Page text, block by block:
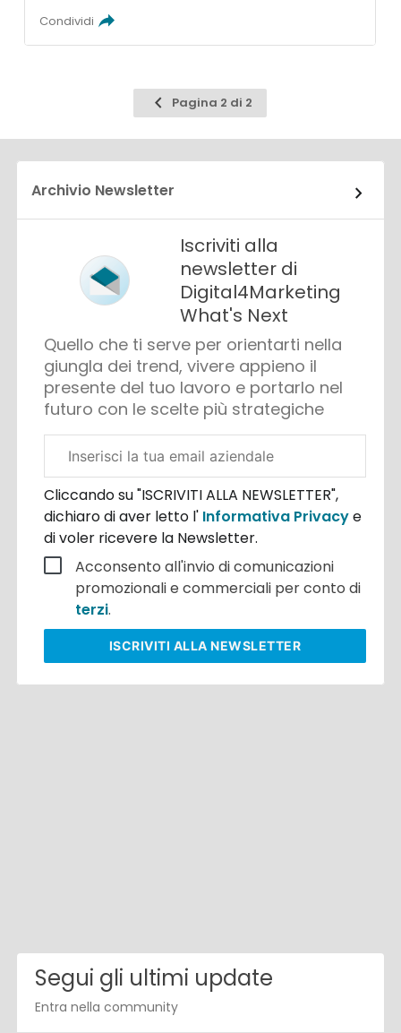
Condividi
Pagina
precedente
Pagina 2 di 2
Archivio Newsletter
Iscriviti alla
newsletter di
Digital4Marketing
What's Next
Quello che ti serve per orientarti nella
giungla dei trend, vivere appieno il
presente del tuo lavoro e portarlo nel
futuro con le scelte più strategiche
aziendale
Cliccando su "ISCRIVITI ALLA NEWSLETTER",
dichiaro di aver letto l' Informativa Privacye
di voler ricevere la Newsletter.
Acconsento all'invio di comunicazioni
promozionali e commerciali per conto di
terzi.
ISCRIVITI ALLA NEWSLETTER
Segui gli ultimi update
Entra nella community